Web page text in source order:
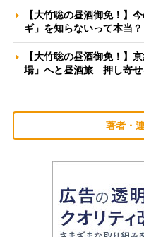
【大竹聡の昼酒御免！】
ギ」を知らないって本当
【大竹聡の昼酒御免！】
場」へと昼酒旅 押し寄
著者・